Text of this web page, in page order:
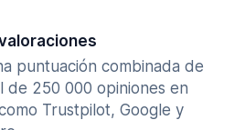
puntuación combinada de
de 250 000 opiniones en
Trustpilot, Google y